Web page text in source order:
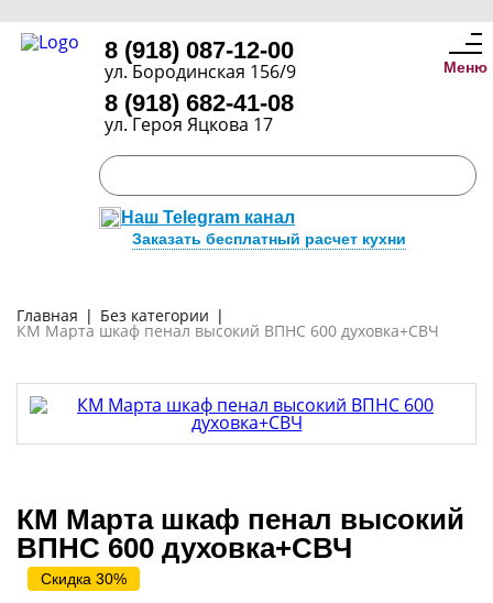
8 (918) 087-12-00
ул. Бородинская 156/9
8 (918) 682-41-08
ул. Героя Яцкова 17
Наш Telegram канал
Заказать бесплатный расчет кухни
Меню
Главная | Без категории |
КМ Марта шкаф пенал высокий ВПНС 600 духовка+СВЧ
КМ Марта шкаф пенал высокий
ВПНС 600 духовка+СВЧ
Скидка 30%